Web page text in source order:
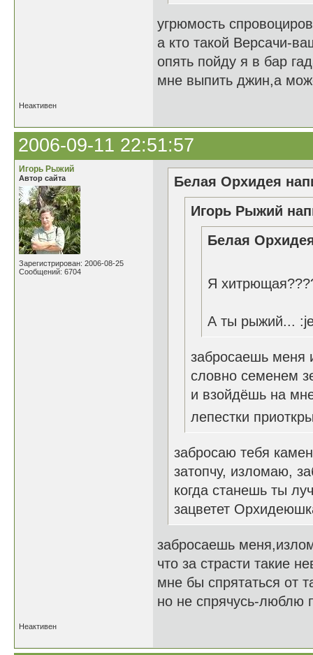
угрюмость
а кто такой Версачи-
опять пойду я в бар
мне выпить джин,а
Неактивен
2006-09-11 22:51:57
Игорь Рыжий
Автор сайта
Зарегистрирован: 2006-08-25
Сообщений: 6704
Белая Орхидея
Игорь Рыжий
Белая
Я
А ты рыжий...
забросаешь меня
словно семенем
и взойдёшь на
лепестки
забросаю тебя
затопчу, изломаю,
когда станешь ты
зацветет
забросаешь
что за страсти такие
мне бы спрятаться от
но не спрячусь-люблю
Неактивен